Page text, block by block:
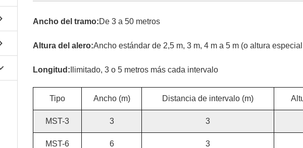
Ancho del tramo:De 3 a 50 metros
Altura del alero:Ancho estándar de 2,5 m, 3 m, 4 m a 5 m (o altura
Longitud: Ilimitado, 3 o 5 metros más cada intervalo
Tipo Ancho (m) Distancia de intervalo (m)
MST-3 3 3
MST-6 6 3